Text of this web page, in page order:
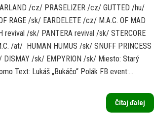
/cz/ PRASELIZER /cz/ GUTTED /hu/
RAGE /sk/ EARDELETE /cz/ M.A.C. OF MAD
/sk/ PANTERA revival /sk/ STERCORE
/at/ HUMAN HUMUS /sk/ SNUFF PRINCESS
/sk/ EMPYRION /sk/ Miesto: Starý
Text: Lukáš „Bukáčo“ Polák FB event:...
Čítaj ďalej